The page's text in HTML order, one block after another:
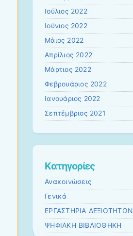
Ιούλιος 2022
Ιούνιος 2022
Μάιος 2022
Απρίλιος 2022
Μάρτιος 2022
Φεβρουάριος 2022
Ιανουάριος 2022
Σεπτέμβριος 2021
Kατηγορίες
Ανακοινώσεις
Γενικά
ΕΡΓΑΣΤΗΡΙΑ ΔΕΞΙΟΤΗΤΩΝ
ΨΗΦΙΑΚΗ ΒΙΒΛΙΟΘΗΚΗ